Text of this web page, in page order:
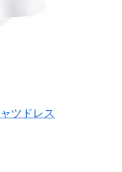
ツドレス